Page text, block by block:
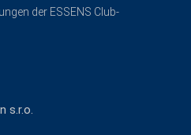
der ESSENS Club-
s.r.o.